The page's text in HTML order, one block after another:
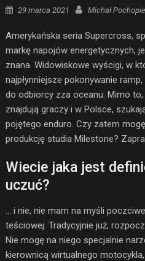
Posted on
29 marca 2021 Author
Michał
Amerykańska seria Supercross,
markę napojów energetycznych,
znana. Widowiskowe wyścigi, w
najpłynniejsze pokonywanie
do odbiorcy zza oceanu. Mimo
znajdują graczy i w Polsce,
pojętego enduro. Czy zatem
produkcję studia Milestone?
Wiecie jaka jest
uczuć?
… i nie, nie mam na myśli
teściowej. Tradycyjnie już,
Nie mogę na niego specjalnie
kierownicą wirtualnego